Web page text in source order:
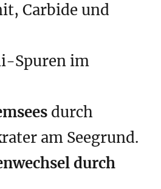
Carbide und
Spuren im
durch
am Seegrund.
durch